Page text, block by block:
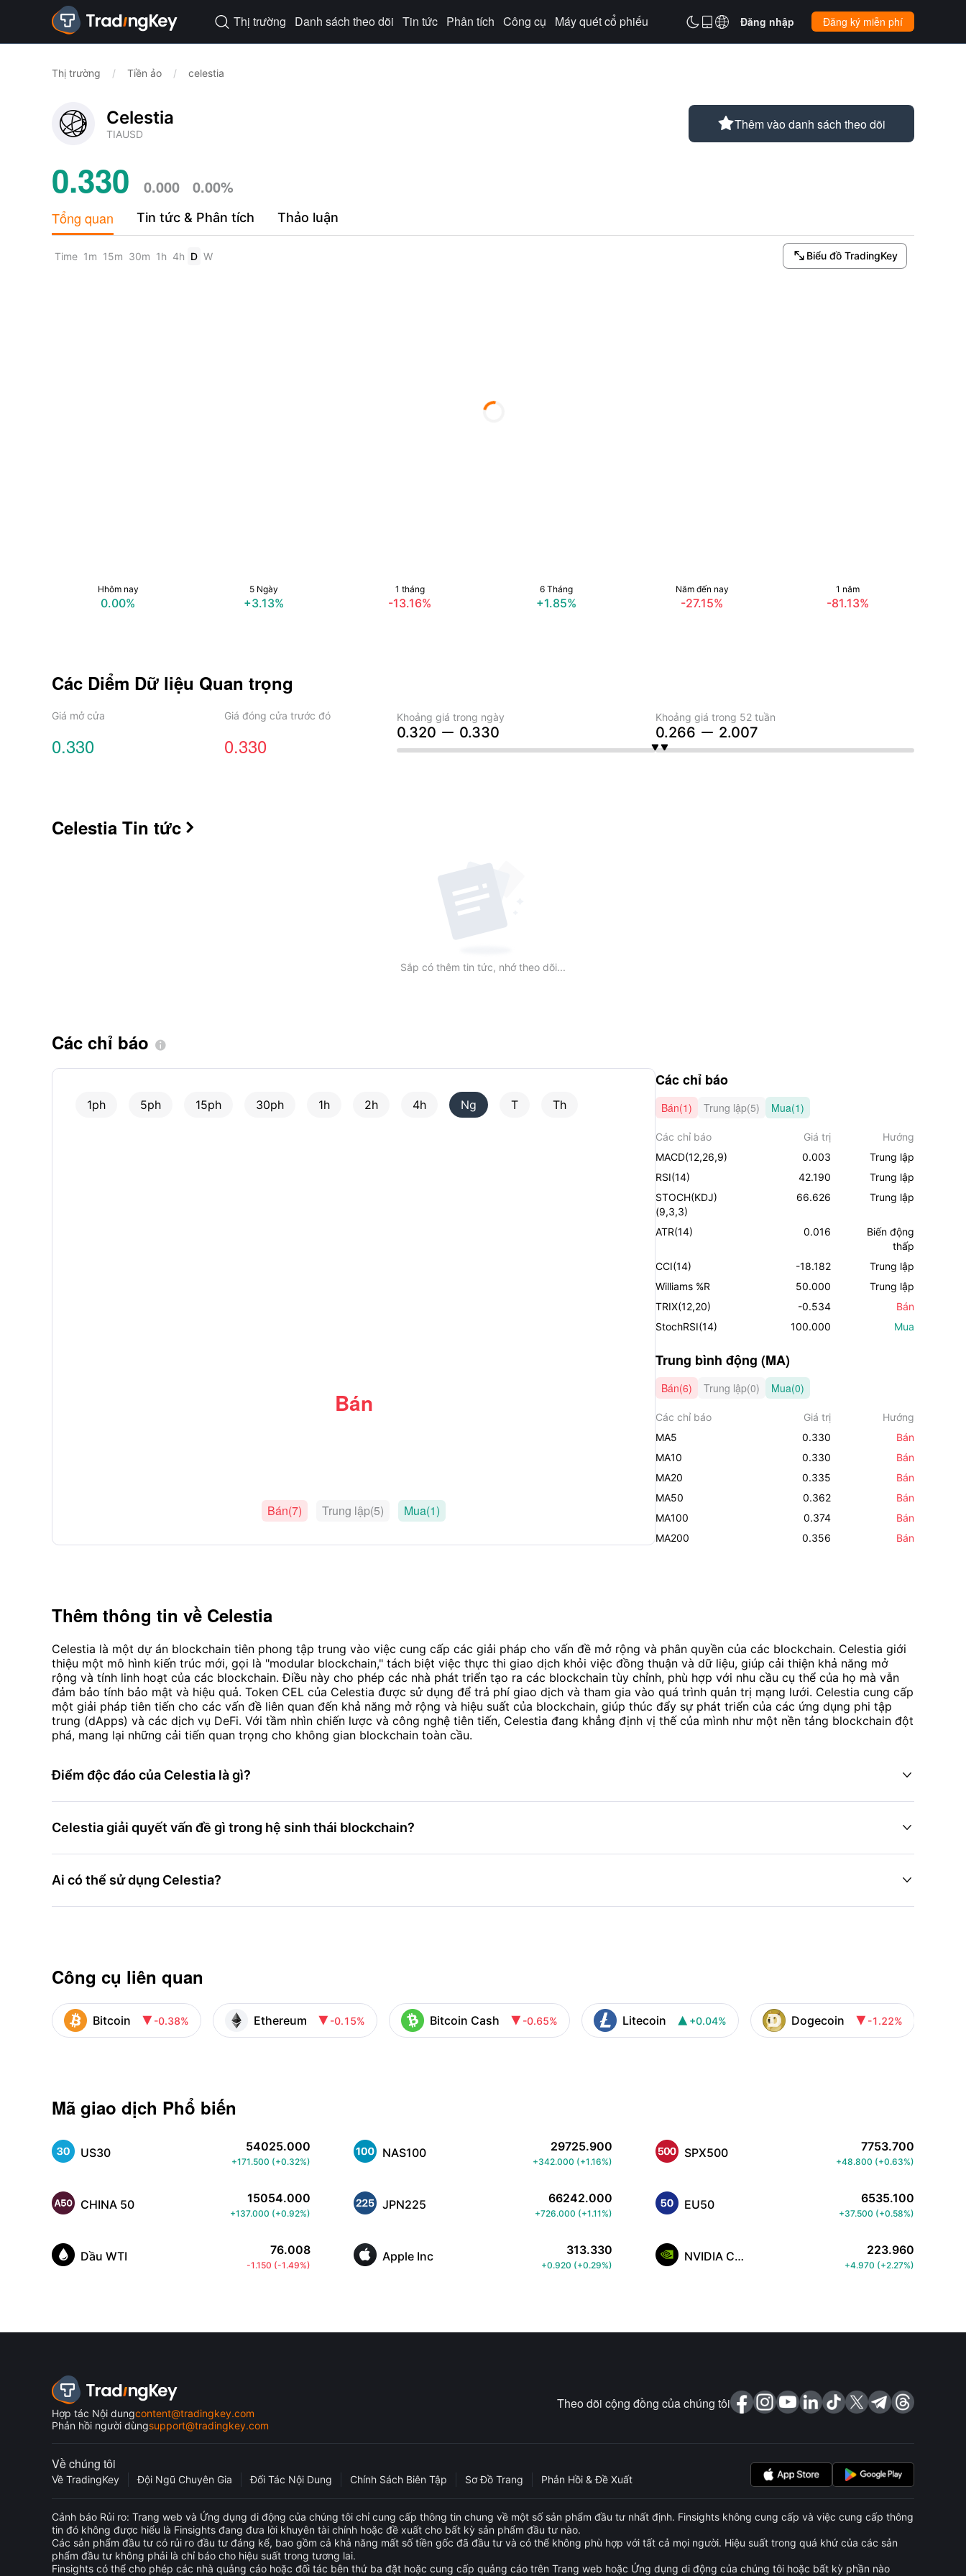
 Thị trường Danh sách theo dõi Tin tức Phân tích Công cụ Máy quét cổ phiếu  Đăng nhập Đăng ký miễn phí
Thị trường / Tiền ảo / celestia
Celestia
TIAUSD
Thêm vào danh sách theo dõi
0.330 0.000 0.00%
Tổng quan Tin tức & Phân tích Thảo luận
 Biểu đồ TradingKey
Time 1m 15m 30m 1h 4h D W
Hhôm nay
0.00%
5 Ngày
+3.13%
1 tháng
-13.16%
6 Tháng
+1.85%
Năm đến nay
-27.15%
1 năm
-81.13%
Các Diểm Dữ liệu Quan trọng
Giá mở cửa
0.330
Giá đóng cửa trước đó
0.330
Khoảng giá trong ngày
0.320 0.330
Khoảng giá trong 52 tuần
0.266 2.007
Celestia Tin tức 
Sắp có thêm tin tức, nhớ theo dõi...
Các chỉ báo 
1ph 5ph 15ph 30ph 1h 2h 4h Ng T Th
Bán
Bán(7) Trung lập(5) Mua(1)
Các chỉ báo
Bán(1) Trung lập(5) Mua(1)
Các chỉ báo Giá trị
Hướng
MACD(12,26,9)
0.003
Trung lập
RSI(14)
42.190
Trung lập
STOCH(KDJ)
(9,3,3)
66.626 Trung lập
ATR(14) 0.016
Biến động
thấp
CCI(14)
-18.182
Trung lập
Williams %R
50.000
Trung lập
TRIX(12,20)
-0.534
Bán
StochRSI(14)
100.000 Mua
Trung bình động (MA)
Bán(6) Trung lập(0) Mua(0)
Các chỉ báo Giá trị
Hướng
MA5
0.330
Bán
MA10
0.330
Bán
MA20
0.335
Bán
MA50
0.362
Bán
MA100
0.374
Bán
MA200
0.356 Bán
Thêm thông tin về Celestia
Celestia là một dự án blockchain tiên phong tập trung vào việc cung cấp các giải pháp cho vấn đề mở rộng và phân quyền của các blockchain. Celestia giới
thiệu một mô hình kiến trúc mới, gọi là "modular blockchain," tách biệt việc thực thi giao dịch khỏi việc đồng thuận và dữ liệu, giúp cải thiện khả năng mở
rộng và tính linh hoạt của các blockchain. Điều này cho phép các nhà phát triển tạo ra các blockchain tùy chỉnh, phù hợp với nhu cầu cụ thể của họ mà vẫn
đảm bảo tính bảo mật và hiệu quả. Token CEL của Celestia được sử dụng để trả phí giao dịch và tham gia vào quá trình quản trị mạng lưới. Celestia cung cấp
một giải pháp tiên tiến cho các vấn đề liên quan đến khả năng mở rộng và hiệu suất của blockchain, giúp thúc đẩy sự phát triển của các ứng dụng phi tập
trung (dApps) và các dịch vụ DeFi. Với tầm nhìn chiến lược và công nghệ tiên tiến, Celestia đang khẳng định vị thế của mình như một nền tảng blockchain đột
phá, mang lại những cải tiến quan trọng cho không gian blockchain toàn cầu.
Điểm độc đáo của Celestia là gì? 
Celestia giải quyết vấn đề gì trong hệ sinh thái blockchain? 
Ai có thể sử dụng Celestia? 
Công cụ liên quan
Bitcoin  -0.38% Ethereum  -0.15% Bitcoin Cash  -0.65% Litecoin  +0.04% Dogecoin  -1.22%
Mã giao dịch Phổ biến
US30 54025.000
+171.500 (+0.32%)
NAS100 29725.900
+342.000 (+1.16%)
SPX500 7753.700
+48.800 (+0.63%)
CHINA 50 15054.000
+137.000 (+0.92%)
JPN225 66242.000
+726.000 (+1.11%)
EU50 6535.100
+37.500 (+0.58%)
Dầu WTI 76.008
-1.150 (-1.49%)
Apple Inc 313.330
+0.920 (+0.29%)
NVIDIA Corp 223.960
+4.970 (+2.27%)
Hợp tác Nội dungcontent@tradingkey.com
Phản hồi người dùngsupport@tradingkey.com
Theo dõi cộng đồng của chúng tôi
Về chúng tôi
Về TradingKey Đội Ngũ Chuyên Gia Đối Tác Nội Dung Chính Sách Biên Tập Sơ Đồ Trang Phản Hồi & Đề Xuất
Cảnh báo Rủi ro: Trang web và Ứng dụng di động của chúng tôi chỉ cung cấp thông tin chung về một số sản phẩm đầu tư nhất định. Finsights không cung cấp và việc cung cấp thông
tin đó không được hiểu là Finsights đang đưa lời khuyên tài chính hoặc đề xuất cho bất kỳ sản phẩm đầu tư nào.
Các sản phẩm đầu tư có rủi ro đầu tư đáng kể, bao gồm cả khả năng mất số tiền gốc đã đầu tư và có thể không phù hợp với tất cả mọi người. Hiệu suất trong quá khứ của các sản
phẩm đầu tư không phải là chỉ báo cho hiệu suất trong tương lai.
Finsights có thể cho phép các nhà quảng cáo hoặc đối tác bên thứ ba đặt hoặc cung cấp quảng cáo trên Trang web hoặc Ứng dụng di động của chúng tôi hoặc bất kỳ phần nào